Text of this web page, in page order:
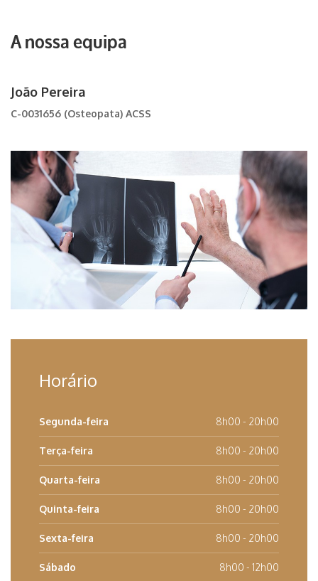
A nossa equipa
João Pereira
C-0031656 (Osteopata) ACSS
Horário
Segunda-feira 8h00 - 20h00
Terça-feira 8h00 - 20h00
Quarta-feira 8h00 - 20h00
Quinta-feira 8h00 - 20h00
Sexta-feira 8h00 - 20h00
Sábado 8h00 - 12h00